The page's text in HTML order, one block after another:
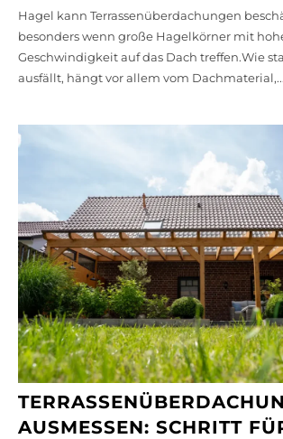
Hagel kann Terrassenüberdachungen
besonders wenn große Hagelkörner mit
Geschwindigkeit auf das Dach treffen.Wie
ausfällt, hängt vor allem vom Dachmaterial,...
AUSMESSEN: SCHRITT